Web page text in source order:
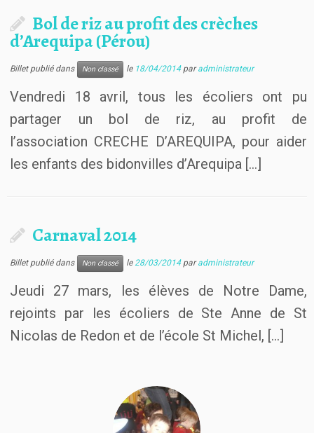
Bol de riz au profit des crèches
d’Arequipa (Pérou)
Billet publié dans Non classé le 18/04/2014 paradministrateur
Vendredi 18 avril, tous les écoliers ont pu
partager un bol de riz, au profit de
l’association CRECHE D’AREQUIPA, pour aider
les enfants des bidonvilles d’Arequipa […]
Carnaval 2014
Billet publié dans Non classé le28/03/2014 paradministrateur
Jeudi 27 mars, les élèves de Notre Dame,
rejoints par les écoliers de Ste Anne de St
Nicolas de Redon et de l’école St Michel, […]